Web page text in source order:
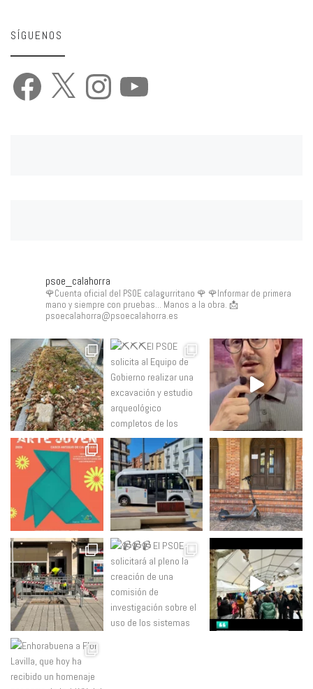
SÍGUENOS
Facebook Instagram YouTube
psoe_calahorra
🌹Cuenta oficial del PSOE calagurritano 🌹 🌹Informar de primera
mano y siempre con pruebas... Manos a la obra. 📩
psoecalahorra@psoecalahorra.es